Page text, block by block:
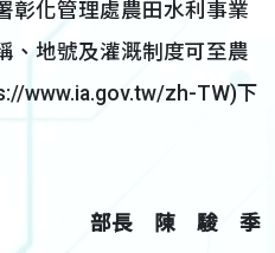
彰化管理處農田水利事業
、地號及灌溉制度可至農
www.ia.gov.tw/zh-TW)下
部長 陳 駿 季